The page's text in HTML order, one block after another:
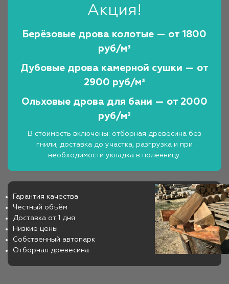
Акция!
Берёзовые дрова колотые — от 1800
руб/м³
Дубовые дрова камерной сушки — от
2900 руб/м³
Ольховые дрова для бани — от 2000
руб/м³
В стоимость включены: отборная древесина без
гнили, доставка до участка, разгрузка и при
необходимости укладка в поленницу.
Гарантия качества
Честный объём
Доставка от 1 дня
Низкие цены
Собственный автопарк
Отборная древесина